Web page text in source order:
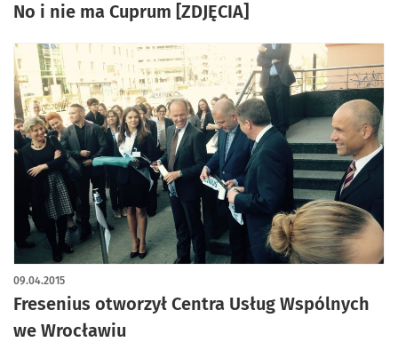
No i nie ma Cuprum [ZDJĘCIA]
Fresenius otworzył Centra Usług Wspólnych
we Wrocławiu
09.04.2015